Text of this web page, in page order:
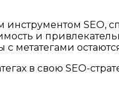
инструментом
и
метатегами
в свою SEO-